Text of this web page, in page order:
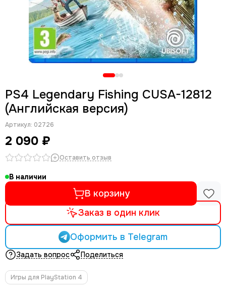
PS4 Legendary Fishing CUSA-12812
(Английская версия)
Артикул: 02726
2 090 ₽
Оставить отзыв
В наличии
В корзину
Заказ в один клик
Оформить в Telegram
Задать вопрос Поделиться
Игры для PlayStation 4